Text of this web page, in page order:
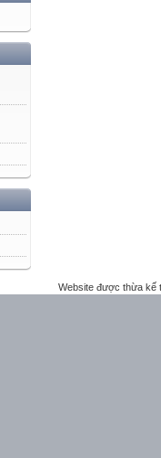
Website được thừa kế